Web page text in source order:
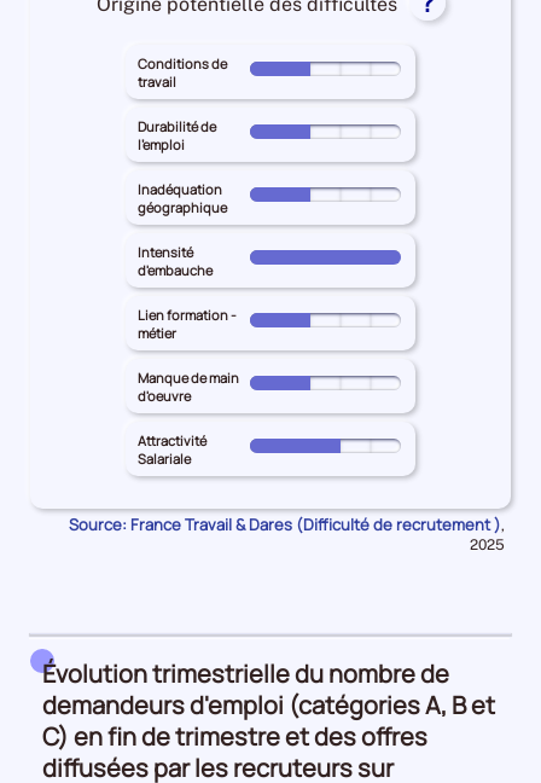
entreprises
Conditions de
travail
Pour
le
territoire
ET-
GARONNE
pour
les
Conditions
25%
Durabilité de
l'emploi
Pour
le
territoire
ET-
GARONNE
pour
les
Durabilité
25%
Inadéquation
géographique
Pour
le
territoire
ET-
GARONNE
pour
les
Inadéquation
Intensité
d'embauche
Pour
le
territoire
ET-
GARONNE
pour
les
d'embauche
Lien formation -
métier
Pour
le
territoire
ET-
GARONNE
pour
les
métier
25%
Manque de main
d'oeuvre
Pour
le
territoire
ET-
main
d'oeuvre
25%
Attractivité
Salariale
Pour
le
territoire
principal
pour
les
Attractivité
Salariale
50%
Source: France Travail & Dares (Difficulté de recrutement ),
2025
Évolution trimestrielle du nombre de
demandeurs d'emploi (catégories A, B et
C) en fin de trimestre et des offres
diffusées par les recruteurs sur